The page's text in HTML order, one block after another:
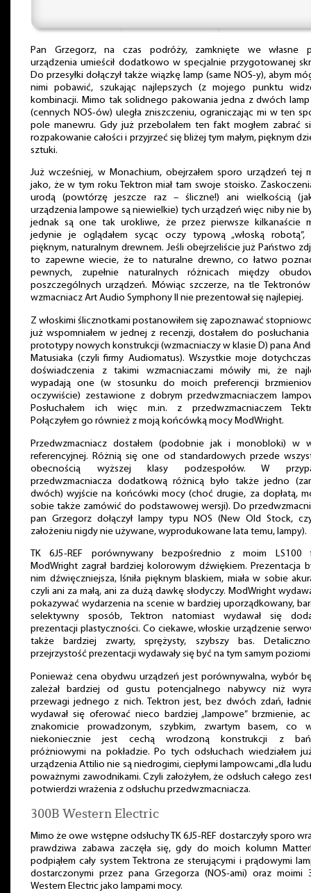
Pan Grzegorz, na czas podróży, zamknięte we własne
urządzenia umieścił dodatkowo w specjalnie przygotowanej
Do przesyłki dołączył także wiązkę lamp (same NOS-y), abym
nimi pobawić, szukając najlepszych (z mojego punktu
kombinacji. Mimo tak solidnego pakowania jedna z dwóch
(cennych NOS-ów) uległa zniszczeniu, ograniczając mi w ten
pole manewru. Gdy już przebolałem ten fakt mogłem zabrać
rozpakowanie całości i przyjrzeć się bliżej tym małym, pięknym
sztuki.
Już wcześniej, w Monachium, obejrzałem sporo urządzeń tej
jako, że w tym roku Tektron miał tam swoje stoisko.
urodą (powtórzę jeszcze raz – śliczne!) ani wielkością
urządzenia lampowe są niewielkie) tych urządzeń więc niby nie
jednak są one tak urokliwe, że przez pierwsze kilkanaście
jedynie je oglądałem sycąc oczy typową „włoską robotą”,
pięknym, naturalnym drewnem. Jeśli obejrzeliście już Państwo
to zapewne wiecie, że to naturalne drewno, co łatwo
pewnych, zupełnie naturalnych różnicach między
poszczególnych urządzeń. Mówiąc szczerze, na tle
wzmacniacz Art Audio Symphony II nie prezentował się najlepiej.
Z włoskimi ślicznotkami postanowiłem się zapoznawać
już wspomniałem w jednej z recenzji, dostałem do
prototypy nowych konstrukcji (wzmacniaczy w klasie D) pana
Matusiaka (czyli firmy Audiomatus). Wszystkie moje
doświadczenia z takimi wzmacniaczami mówiły mi, że
wypadają one (w stosunku do moich preferencji
oczywiście) zestawione z dobrym przedwzmacniaczem
Posłuchałem ich więc m.in. z przedwzmacniaczem
Połączyłem go również z moją końcówką mocy ModWright.
Przedwzmacniacz dostałem (podobnie jak i monobloki) w
referencyjnej. Różnią się one od standardowych przede
obecnością wyższej klasy podzespołów. W
przedwzmacniacza dodatkową różnicą było także jedno
dwóch) wyjście na końcówki mocy (choć drugie, za dopłatą,
sobie także zamówić do podstawowej wersji). Do
pan Grzegorz dołączył lampy typu NOS (New Old Stock,
założeniu nigdy nie używane, wyprodukowane lata temu, lampy).
TK 6J5-REF porównywany bezpośrednio z moim LS100
ModWright zagrał bardziej kolorowym dźwiękiem. Prezentacja
nim dźwięczniejsza, lśniła pięknym blaskiem, miała w sobie
czyli ani za małą, ani za dużą dawkę słodyczy. ModWright
pokazywać wydarzenia na scenie w bardziej uporządkowany,
selektywny sposób, Tektron natomiast wydawał się
prezentacji plastyczności. Co ciekawe, włoskie urządzenie
także bardziej zwarty, sprężysty, szybszy bas.
przejrzystość prezentacji wydawały się być na tym samym
Ponieważ cena obydwu urządzeń jest porównywalna, wybór
zależał bardziej od gustu potencjalnego nabywcy niż
przewagi jednego z nich. Tektron jest, bez dwóch zdań,
wydawał się oferować nieco bardziej „lampowe” brzmienie,
znakomicie prowadzonym, szybkim, zwartym basem, co
niekoniecznie jest cechą wrodzoną konstrukcji z
próżniowymi na pokładzie. Po tych odsłuchach wiedziałem
urządzenia Attilio nie są niedrogimi, ciepłymi lampowcami „dla
poważnymi zawodnikami. Czyli założyłem, że odsłuch całego
potwierdzi wrażenia z odsłuchu przedwzmacniacza.
300B Western Electric
Mimo że owe wstępne odsłuchy TK 6J5-REF dostarczyły sporo
prawdziwa zabawa zaczęła się, gdy do moich kolumn
podpiąłem cały system Tektrona ze sterującymi i prądowymi
dostarczonymi przez pana Grzegorza (NOS-ami) oraz moimi
Western Electric jako lampami mocy.